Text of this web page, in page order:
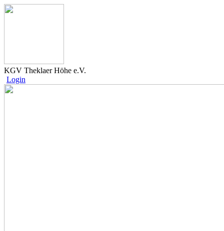
KGV Theklaer Höhe e.V.
Login